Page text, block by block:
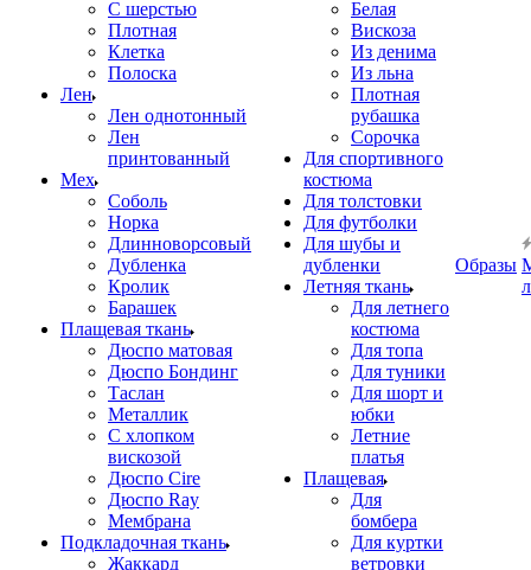
С шерстью
Плотная
Клетка
Полоска
Лен
Лен однотонный
Лен
принтованный
Мех
Соболь
Норка
Длинноворсовый
Дубленка
Кролик
Барашек
Плащевая ткань
Дюспо матовая
Дюспо Бондинг
Таслан
Металлик
С хлопком
вискозой
Дюспо Cire
Дюспо Ray
Мембрана
Подкладочная ткань
Жаккард
Белая
Вискоза
Из денима
Из льна
Плотная
рубашка
Сорочка
Для спортивного
костюма
Для толстовки
Для футболки
Для шубы и
дубленки
Летняя ткань
Для летнего
костюма
Для топа
Для туники
Для шорт и
юбки
Летние
платья
Плащевая
Для
бомбера
Для куртки
ветровки
Образы